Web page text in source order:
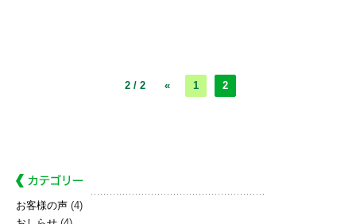
2 / 2 « 1 2
お客様の声 (4)